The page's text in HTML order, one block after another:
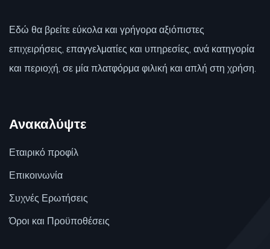
Εδώ θα βρείτε εύκολα και γρήγορα αξιόπιστες
επιχειρήσεις, επαγγελματίες και υπηρεσίες, ανά κατηγορία
και περιοχή, σε μία πλατφόρμα φιλική και απλή στη χρήση.
Ανακαλύψτε
Εταιρικό προφίλ
Επικοινωνία
Συχνές Ερωτήσεις
Όροι και Προϋποθέσεις